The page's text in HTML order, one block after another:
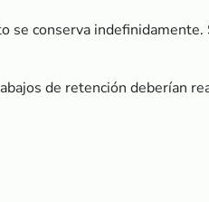
se conserva indefinidamente.
de retención deberían